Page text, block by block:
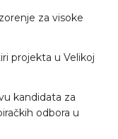
za visoke
projekta u Velikoj
kandidata za
odbora u